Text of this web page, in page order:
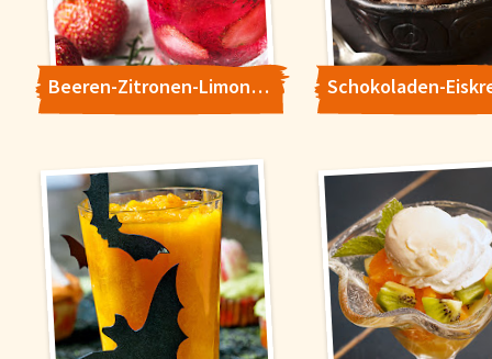
Beeren-Zitronen-Limonade